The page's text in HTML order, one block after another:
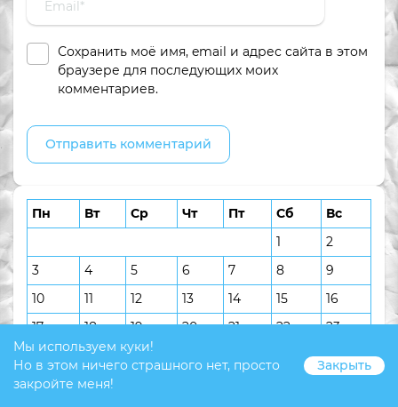
Сохранить моё имя, email и адрес сайта в этом
браузере для последующих моих
комментариев.
Пн Вт Ср Чт Пт Сб
Вс
1
2
3
4 5 6 7 8
9
10
11 12 13 14 15
16
17
18 19 20 21 22
23
24
25 26
30
31
Мы используем куки!
Но в этом ничего страшного нет, просто
закройте меня!
Закрыть